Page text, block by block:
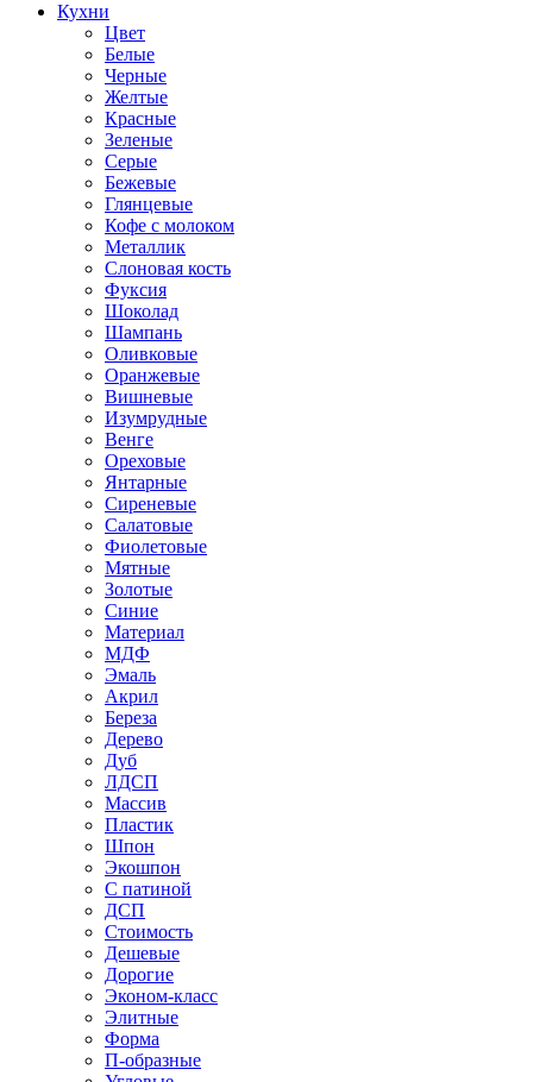
Кухни
Цвет
Белые
Черные
Желтые
Красные
Зеленые
Серые
Бежевые
Глянцевые
Кофе с молоком
Металлик
Слоновая кость
Фуксия
Шоколад
Шампань
Оливковые
Оранжевые
Вишневые
Изумрудные
Венге
Ореховые
Янтарные
Сиреневые
Салатовые
Фиолетовые
Мятные
Золотые
Синие
Материал
МДФ
Эмаль
Акрил
Береза
Дерево
Дуб
ЛДСП
Массив
Пластик
Шпон
Экошпон
С патиной
ДСП
Стоимость
Дешевые
Дорогие
Эконом-класс
Элитные
Форма
П-образные